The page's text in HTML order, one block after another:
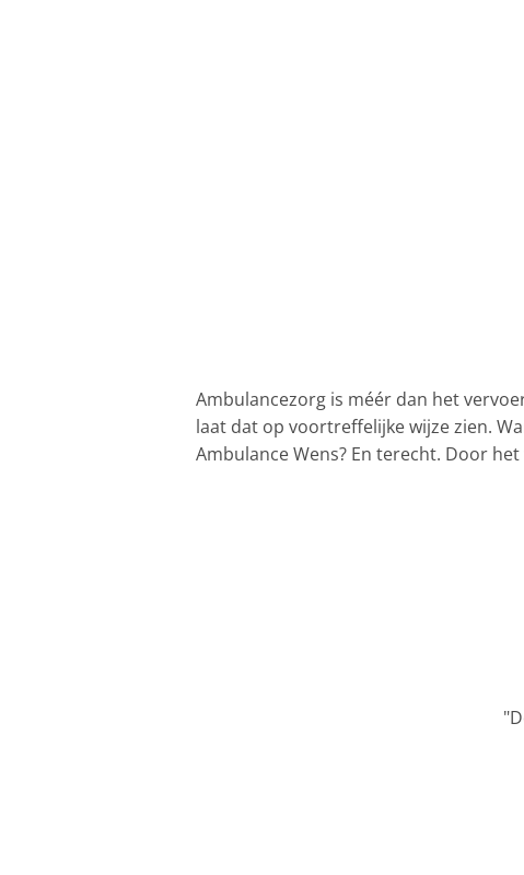
Ambulancezorg is méér dan het
laat dat op voortreffelijke wijze zien.
Ambulance Wens? En terecht. Door